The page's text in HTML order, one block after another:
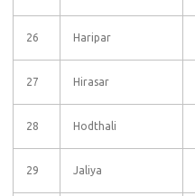
26 Haripar
27 Hirasar
28 Hodthali
29 Jaliya